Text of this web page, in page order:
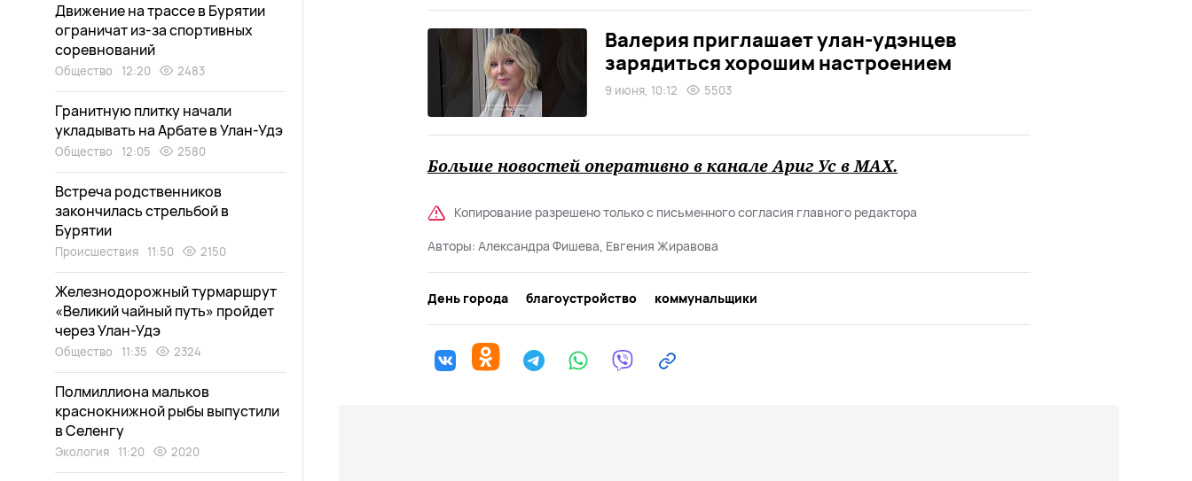
Валерия приглашает улан-удэнцев
зарядиться хорошим настроением
9 июня, 10:12 5503
Больше новостей оперативно в канале Ариг Ус в MAХ.
Копирование разрешено только с письменного согласия главного редактора
Авторы: Александра Фишева, Евгения Жиравова
День города благоустройство коммунальщики
Движение на трассе в Бурятии
ограничат из-за спортивных
соревнований
Общество 12:20 2483
Гранитную плитку начали
укладывать на Арбате в Улан-Удэ
Общество 12:05 2580
Встреча родственников
закончилась стрельбой в
Бурятии
Происшествия 11:50 2150
Железнодорожный турмаршрут
«Великий чайный путь» пройдет
через Улан-Удэ
Общество 11:35 2324
Полмиллиона мальков
краснокнижной рыбы выпустили
в Селенгу
Экология 11:20 2020